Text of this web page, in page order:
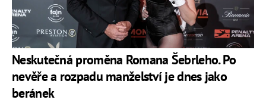
Neskutečná proměna Romana Šebrleho. Po
nevěře a rozpadu manželství je dnes jako
beránek